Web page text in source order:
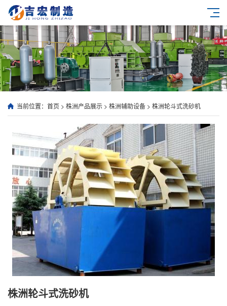
当前位置： 首页 > 株洲产品展示 > 株洲辅助设备 > 株洲轮斗式洗砂机
株洲轮斗式洗砂机